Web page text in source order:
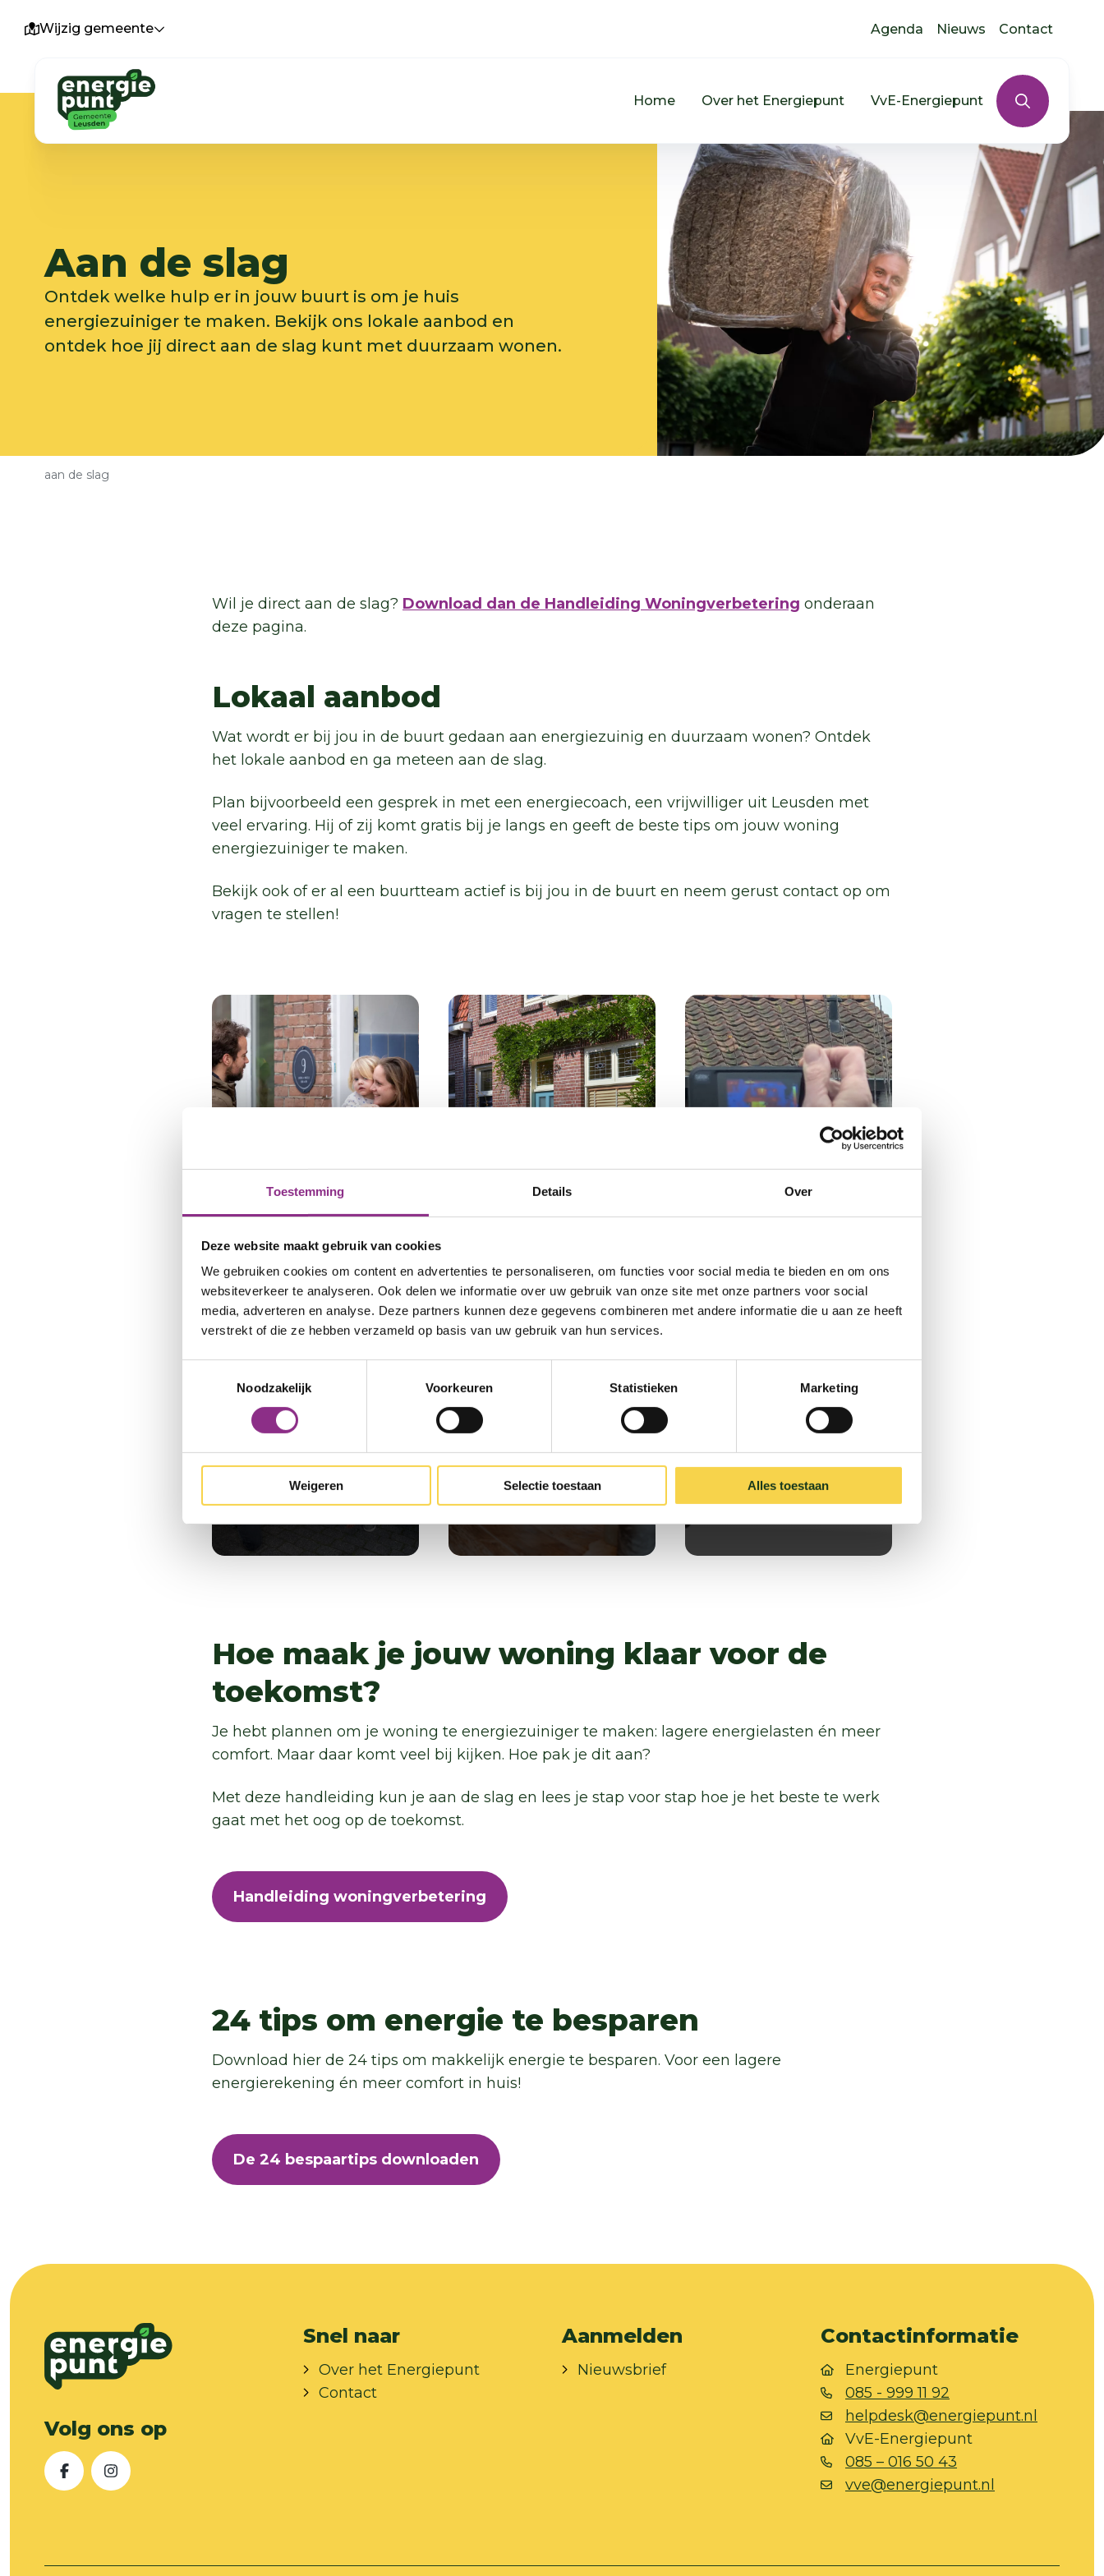
Toestemming Details Over
Deze website maakt gebruik van cookies
We gebruiken cookies om content en advertenties te personaliseren, om functies voor social media te bieden en om ons
websiteverkeer te analyseren. Ook delen we informatie over uw gebruik van onze site met onze partners voor social
media, adverteren en analyse. Deze partners kunnen deze gegevens combineren met andere informatie die u aan ze heeft
verstrekt of die ze hebben verzameld op basis van uw gebruik van hun services.
Noodzakelijk
Voorkeuren Statistieken Marketing
Weigeren Selectie toestaan Alles toestaan
Wijzig gemeente Agenda Nieuws Contact
Home Over het Energiepunt VvE-Energiepunt
Aan de slag
Ontdek welke hulp er in jouw buurt is om je huis
energiezuiniger te maken. Bekijk ons lokale aanbod en
ontdek hoe jij direct aan de slag kunt met duurzaam wonen.
Kruimelpad
aan de slag
Wil je direct aan de slag? Download dan de Handleiding Woningverbetering onderaan
deze pagina.
Lokaal aanbod
Wat wordt er bij jou in de buurt gedaan aan energiezuinig en duurzaam wonen? Ontdek
het lokale aanbod en ga meteen aan de slag.
Plan bijvoorbeeld een gesprek in met een energiecoach, een vrijwilliger uit Leusden met
veel ervaring. Hij of zij komt gratis bij je langs en geeft de beste tips om jouw woning
energiezuiniger te maken.
Bekijk ook of er al een buurtteam actief is bij jou in de buurt en neem gerust contact op om
vragen te stellen!
Lees meer over Warmtescan aanvragen
Buurtteams
energieadvies
(49,50)
Energiecoöperati
e DEEL Leusden
Hoe maak je jouw woning klaar voor de
toekomst?
Je hebt plannen om je woning te energiezuiniger te maken: lagere energielasten én meer
comfort. Maar daar komt veel bij kijken. Hoe pak je dit aan?
Met deze handleiding kun je aan de slag en lees je stap voor stap hoe je het beste te werk
gaat met het oog op de toekomst.
Handleiding woningverbetering
24 tips om energie te besparen
Download hier de 24 tips om makkelijk energie te besparen. Voor een lagere
energierekening én meer comfort in huis!
De 24 bespaartips downloaden
Volg ons op
FacebookInstagram
Snel naar
Over het Energiepunt
Contact
Aanmelden
Nieuwsbrief
Contactinformatie
Energiepunt
085 - 999 11 92
helpdesk@energiepunt.nl
VvE-Energiepunt
085 – 016 50 43
vve@energiepunt.nl